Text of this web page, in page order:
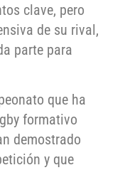
clave, pero
de su rival,
parte para
que ha
formativo
demostrado
y que